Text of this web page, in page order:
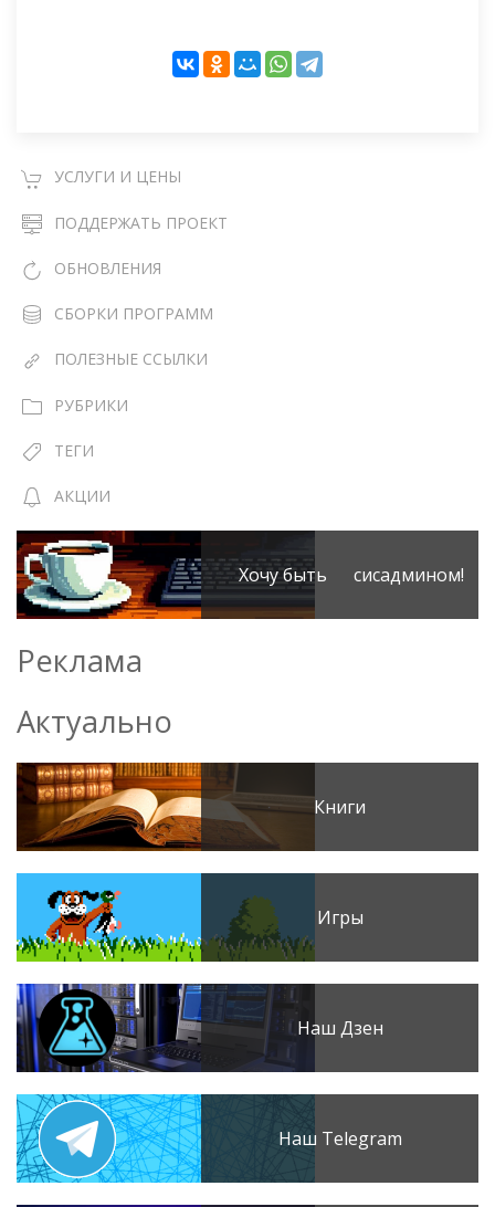
УСЛУГИ И ЦЕНЫ
ПОДДЕРЖАТЬ ПРОЕКТ
ОБНОВЛЕНИЯ
СБОРКИ ПРОГРАММ
ПОЛЕЗНЫЕ ССЫЛКИ
РУБРИКИ
ТЕГИ
АКЦИИ
Хочу быть сисадмином!
Реклама
Актуально
Книги
Игры
Наш Дзен
Наш Telegram